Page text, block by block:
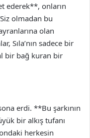
ederek**, onların
olmadan bu
olan
Sıla’nın sadece bir
bir bağ kuran bir
erdi. **Bu şarkının
bir alkış tufanı
herkesin